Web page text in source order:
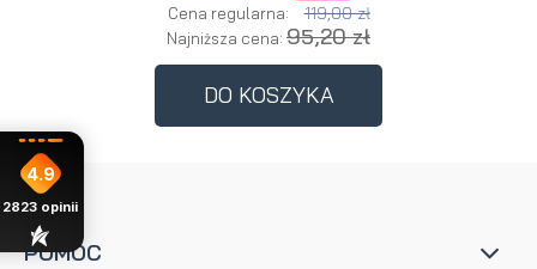
Cena regularna: 119,00 zł
Najniższa cena: 95,20 zł
DO KOSZYKA
POMOC
4.9
2823 opinii